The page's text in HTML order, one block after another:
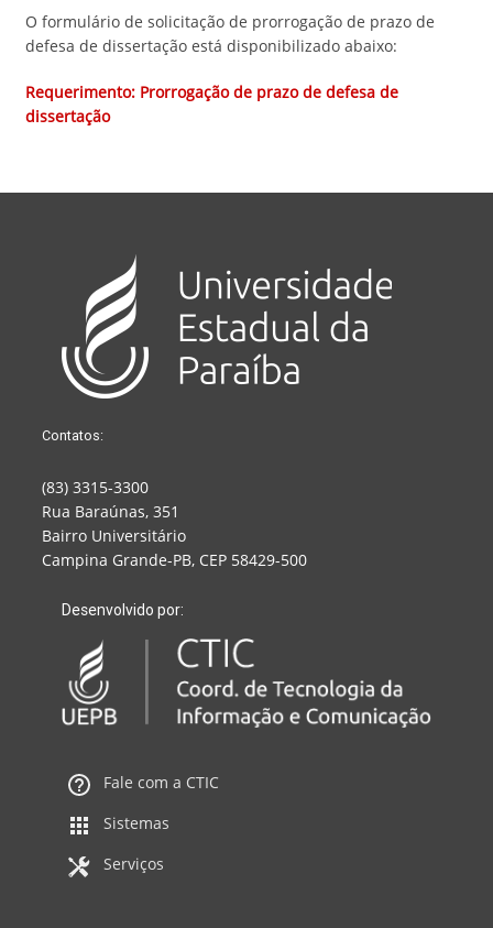
O formulário de solicitação de prorrogação de prazo de
defesa de dissertação está disponibilizado abaixo:
Requerimento: Prorrogação de prazo de defesa de
dissertação
Contatos:
(83) 3315-3300
Rua Baraúnas, 351
Bairro Universitário
Campina Grande-PB, CEP 58429-500
Desenvolvido por:
Fale com a CTIC
Sistemas
Serviços